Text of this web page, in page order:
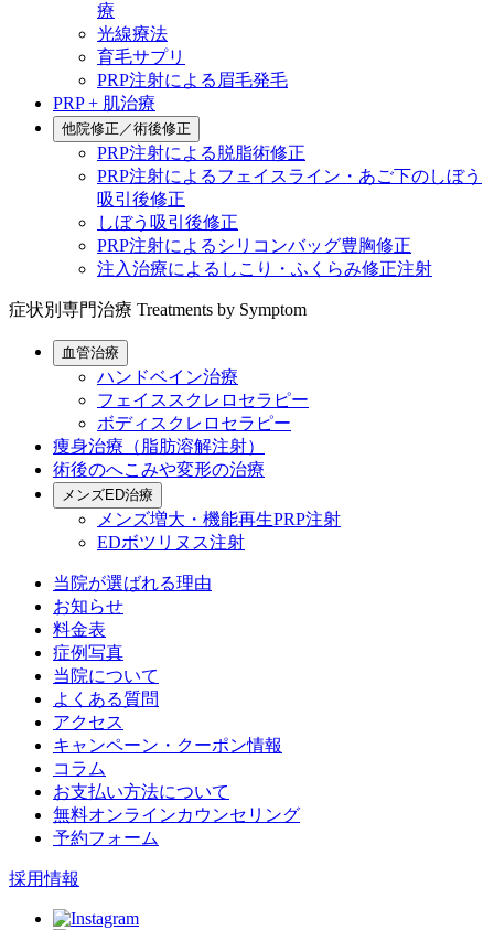
療
光線療法
育毛サプリ
PRP注射による眉毛発毛
PRP + 肌治療
他院修正／術後修正
PRP注射による脱脂術修正
PRP注射によるフェイスライン・あご下のしぼう
吸引後修正
しぼう吸引後修正
PRP注射によるシリコンバッグ豊胸修正
注入治療によるしこり・ふくらみ修正注射
症状別専門治療 Treatments by Symptom
血管治療
ハンドベイン治療
フェイススクレロセラピー
ボディスクレロセラピー
痩身治療（脂肪溶解注射）
術後のへこみや変形の治療
メンズED治療
メンズ増大・機能再生PRP注射
EDボツリヌス注射
当院が選ばれる理由
お知らせ
料金表
症例写真
当院について
よくある質問
アクセス
キャンペーン・クーポン情報
コラム
お支払い方法について
無料オンラインカウンセリング
予約フォーム
採用情報